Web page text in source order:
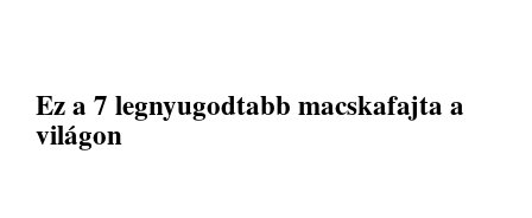
Ez a 7 legnyugodtabb macskafajta a
világon